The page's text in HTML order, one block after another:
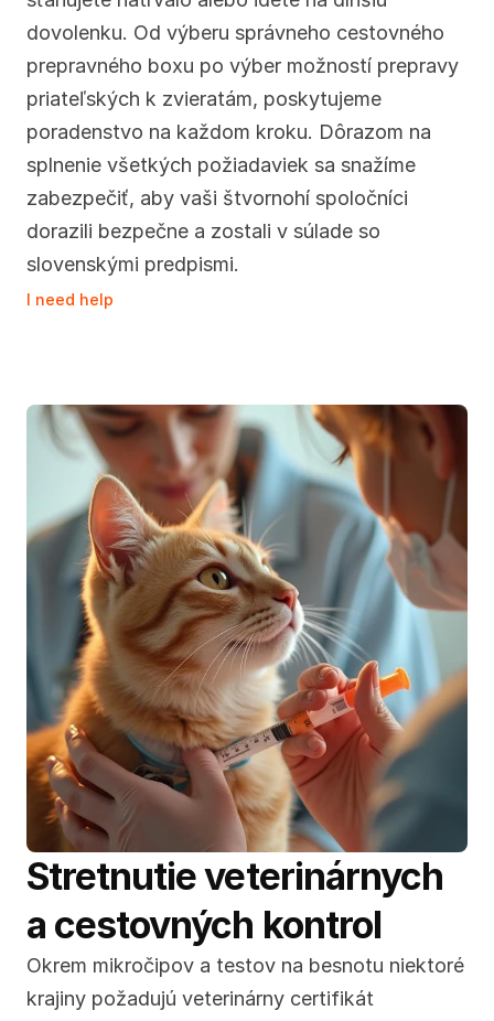
dovolenku. Od výberu správneho cestovného
prepravného boxu po výber možností prepravy
priateľských k zvieratám, poskytujeme
poradenstvo na každom kroku. Dôrazom na
splnenie všetkých požiadaviek sa snažíme
zabezpečiť, aby vaši štvornohí spoločníci
dorazili bezpečne a zostali v súlade so
slovenskými predpismi.
I need help
Stretnutie veterinárnych
a cestovných kontrol
Okrem mikročipov a testov na besnotu niektoré
krajiny požadujú veterinárny certifikát